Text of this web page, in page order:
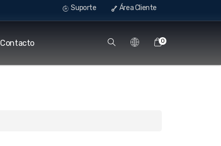
Suporte Área Cliente
Contacto 0